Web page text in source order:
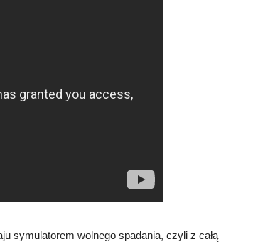
symulatorem wolnego spadania, czyli z całą